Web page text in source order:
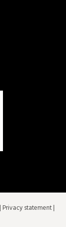
| Privacy statement|